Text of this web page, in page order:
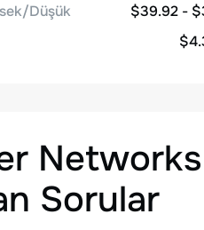
Düşük
$39.92 -
Sorular